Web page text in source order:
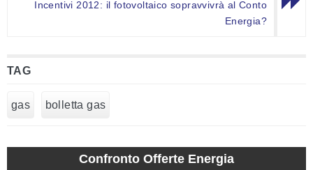
Incentivi 2012: il fotovoltaico sopravvivrà al Conto
Energia?
TAG
gas bolletta gas
Confronto Offerte Energia